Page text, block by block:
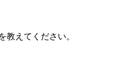
教えてください。